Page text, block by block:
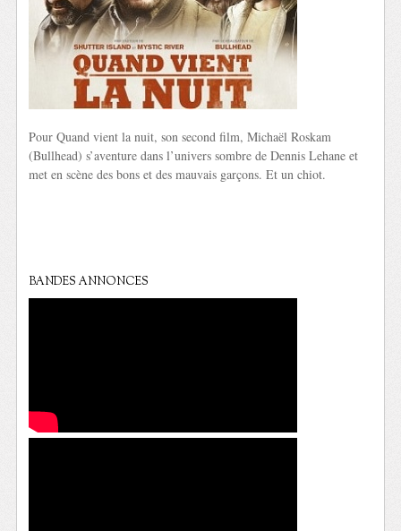
Pour Quand vient la nuit, son second film, Michaël Roskam
(Bullhead) s’aventure dans l’univers sombre de Dennis Lehane et
met en scène des bons et des mauvais garçons. Et un chiot.
BANDES ANNONCES